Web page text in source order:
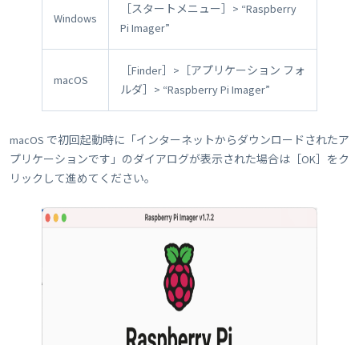
Windows
［スタートメニュー］> “Raspberry
Pi Imager”
macOS
［Finder］>［アプリケーション フォ
ルダ］> “Raspberry Pi Imager”
macOS で初回起動時に「インターネットからダウンロードされたア
プリケーションです」のダイアログが表示された場合は［OK］をク
リックして進めてください。